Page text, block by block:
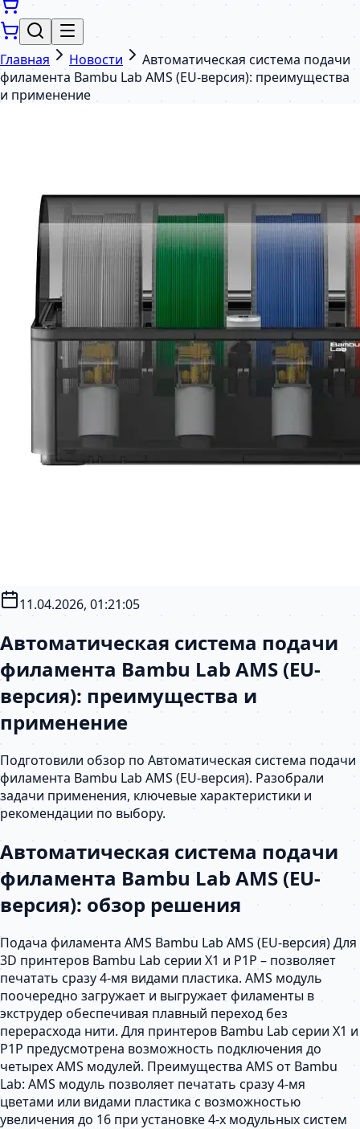
Главная Новости
Автоматическая система подачи
филамента Bambu Lab AMS (EU-версия): преимущества
и применение
11.04.2026, 01:21:05
Автоматическая система подачи
филамента Bambu Lab AMS (EU-
версия): преимущества и
применение
Подготовили обзор по Автоматическая система подачи
филамента Bambu Lab AMS (EU-версия). Разобрали
задачи применения, ключевые характеристики и
рекомендации по выбору.
Автоматическая система подачи
филамента Bambu Lab AMS (EU-
версия): обзор решения
Подача филамента AMS Bambu Lab AMS (EU-версия) Для
3D принтеров Bambu Lab серии X1 и P1P – позволяет
печатать сразу 4-мя видами пластика. AMS модуль
поочередно загружает и выгружает филаменты в
экструдер обеспечивая плавный переход без
перерасхода нити. Для принтеров Bambu Lab серии X1 и
P1P предусмотрена возможность подключения до
четырех AMS модулей. Преимущества AMS от Bambu
Lab: AMS модуль позволяет печатать сразу 4-мя
цветами или видами пластика с возможностью
увеличения до 16 при установке 4-х модульных систем